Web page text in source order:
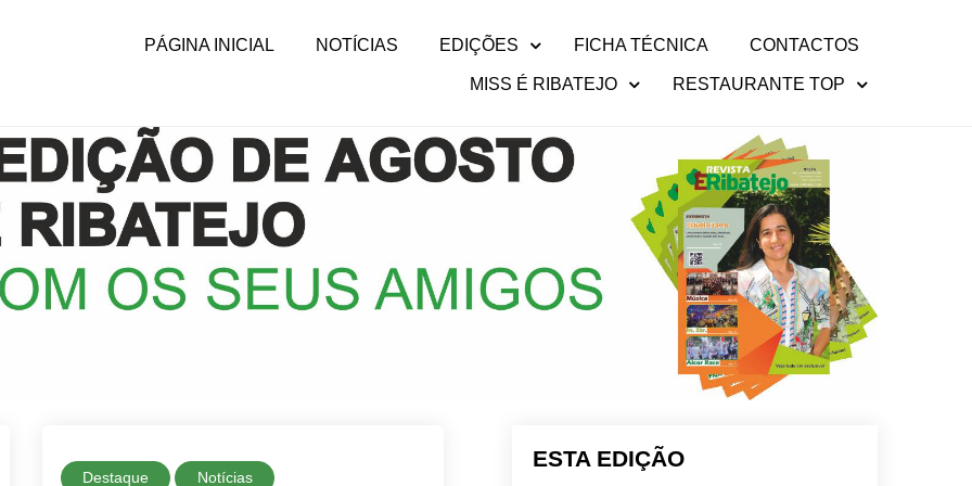
PÁGINA INICIAL NOTÍCIAS EDIÇÕES FICHA TÉCNICA CONTACTOS
MISS É RIBATEJO RESTAURANTE TOP
Destaque Notícias
ESTA EDIÇÃO